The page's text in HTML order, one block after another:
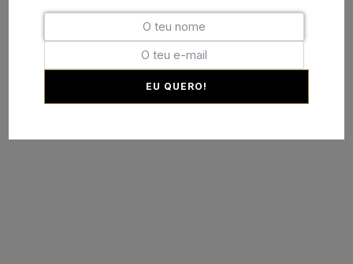
Desenvolvimento:MAB-Digital
EU QUERO!